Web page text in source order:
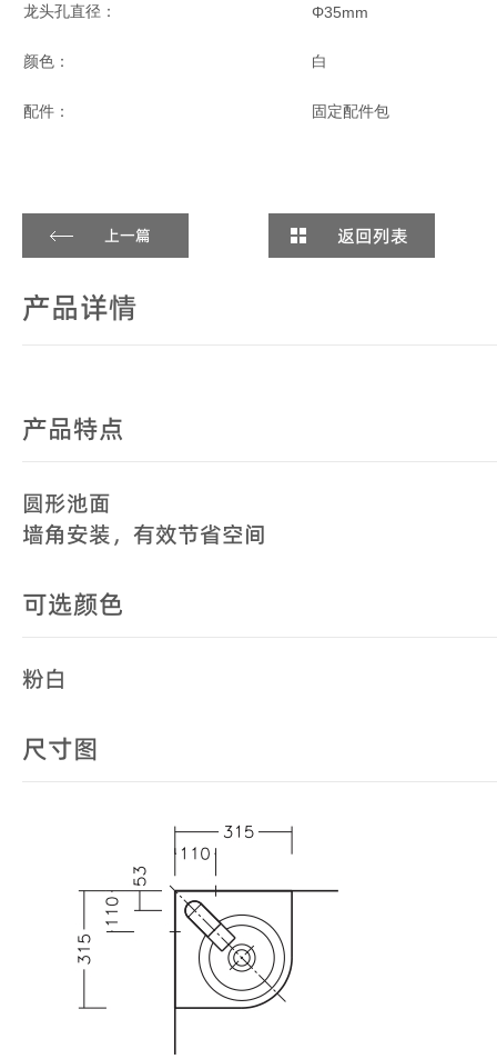
龙头孔直径： Φ35mm
颜色： 白
配件： 固定配件包
上一篇 返回列表
产品详情
产品特点
圆形池面
墙角安装，有效节省空间
可选颜色
粉白
尺寸图